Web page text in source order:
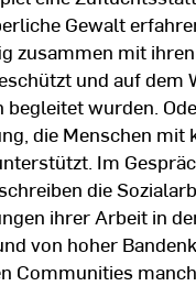
Gewalt
zusammen mit
und auf dem
begleitet wurden.
die Menschen mit
Im
die
ihrer Arbeit in
von hoher
Communities